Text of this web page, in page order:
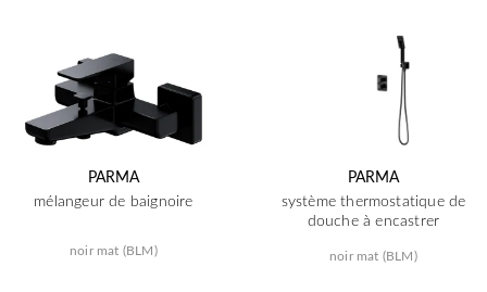
PARMA
mélangeur de baignoire
noir mat (BLM)
PARMA
système thermostatique de
douche à encastrer
noir mat (BLM)